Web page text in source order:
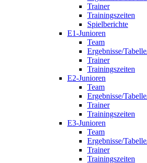
Trainer
Trainingszeiten
Spielberichte
E1-Junioren
Team
Ergebnisse/
Trainer
Trainingszeiten
E2-Junioren
Team
Ergebnisse/
Trainer
Trainingszeiten
E3-Junioren
Team
Ergebnisse/
Trainer
Trainingszeiten